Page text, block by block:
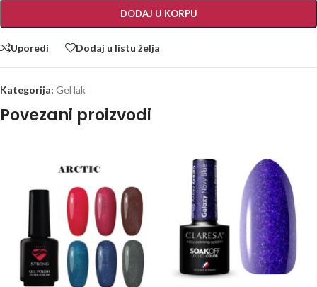
DODAJ U KORPU
Uporedi Dodaj u listu želja
Kategorija: Gel lak
Povezani proizvodi